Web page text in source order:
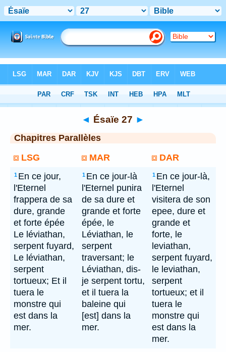
◄ Ésaïe 27 ►
Chapitres Parallèles
LSG
MAR DAR
1 En ce jour,
l'Eternel
frappera de sa
dure, grande
et forte épée
Le léviathan,
serpent fuyard,
Le léviathan,
serpent
tortueux; Et il
tuera le
monstre qui
est dans la
mer.
1 En ce jour-là
l'Eternel punira
de sa dure et
grande et forte
épée, le
Léviathan, le
serpent
traversant; le
Léviathan, dis-
je serpent tortu,
et il tuera la
baleine qui
[est] dans la
mer.
1 En ce jour-là,
l'Eternel
visitera de son
epee, dure et
grande et
forte, le
leviathan,
serpent fuyard,
le leviathan,
serpent
tortueux; et il
tuera le
monstre qui
est dans la
mer.